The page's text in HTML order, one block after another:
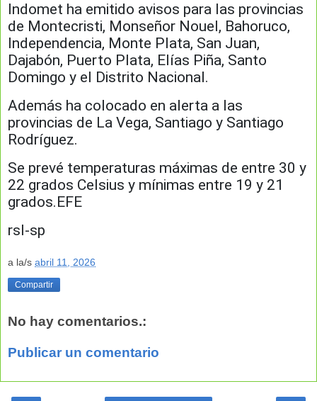
Indomet ha emitido avisos para las provincias
de Montecristi, Monseñor Nouel, Bahoruco,
Independencia, Monte Plata, San Juan,
Dajabón, Puerto Plata, Elías Piña, Santo
Domingo y el Distrito Nacional.
Además ha colocado en alerta a las
provincias de La Vega, Santiago y Santiago
Rodríguez.
Se prevé temperaturas máximas de entre 30 y
22 grados Celsius y mínimas entre 19 y 21
grados.EFE
rsl-sp
a la/s abril 11, 2026
Compartir
No hay comentarios.:
Publicar un comentario